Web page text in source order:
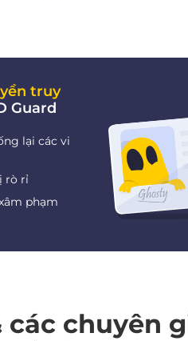
truy
Guard
lại các vi
rò rỉ
phạm
chuyên